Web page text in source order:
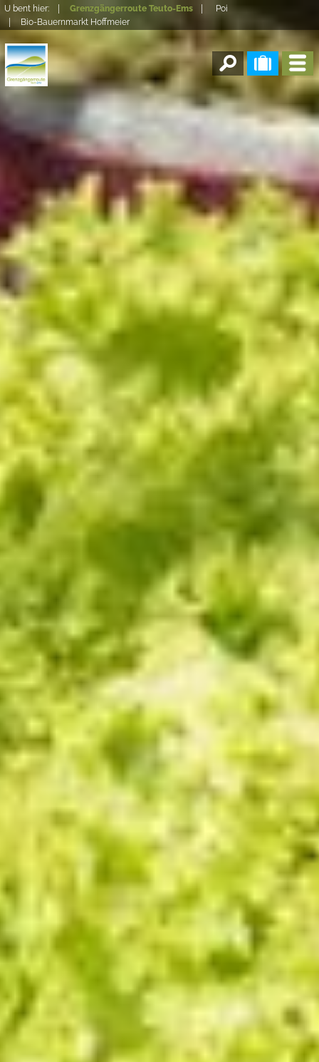
U bent hier: Grenzgängerroute Teuto-Ems
Poi
Bio-Bauernmarkt Hoffmeier